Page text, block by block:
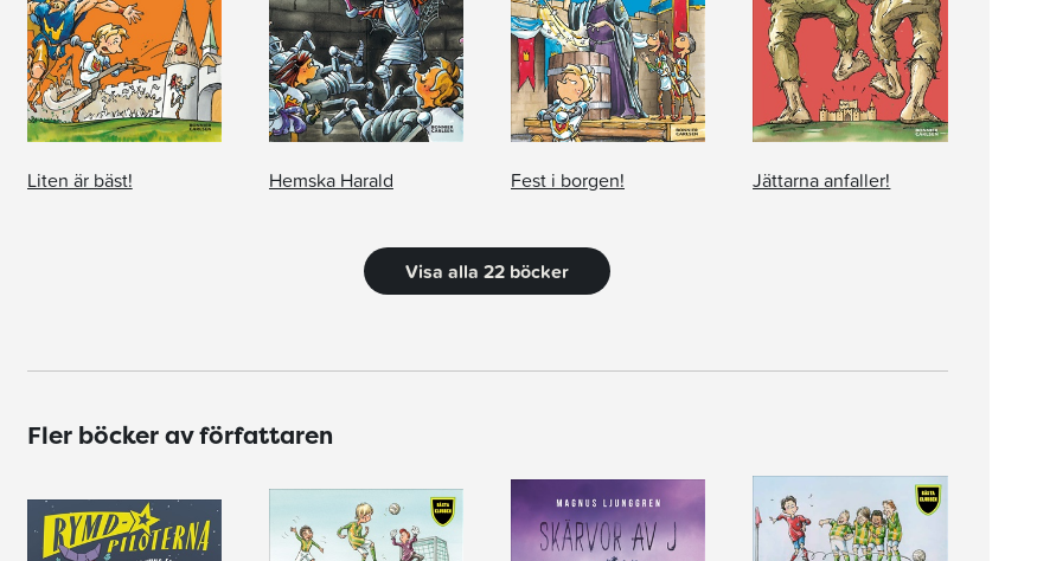
Liten är bäst! Hemska Harald Fest i borgen! Jättarna anfaller!
Visa alla 22 böcker
Fler böcker av författaren